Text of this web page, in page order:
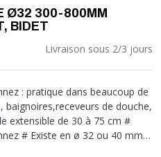
Ø32 300-800MM
BIDET
Livraison sous 2/3 jours
: pratique dans beaucoup de
extensible de 30 à 75 cm #
# Existe en ø 32 ou 40 mm #
sur tube PVC